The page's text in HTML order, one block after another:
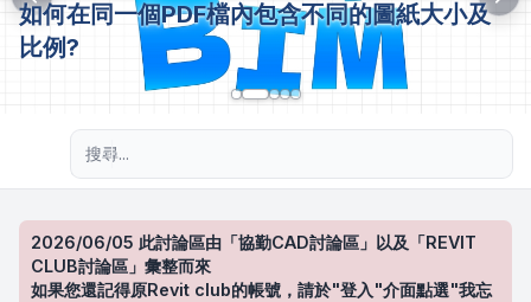
如何在同一個PDF檔內包含不同的圖紙大小及
比例?
2026/06/05 此討論區由「協勤CAD討論區」以及「REVIT
CLUB討論區」彙整而來
如果您還記得原Revit club的帳號，請於"登入"介面點選"我忘